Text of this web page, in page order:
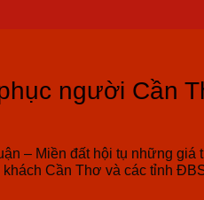
người Cần
– Miền đất hội tụ những
Cần Thơ và các tỉnh